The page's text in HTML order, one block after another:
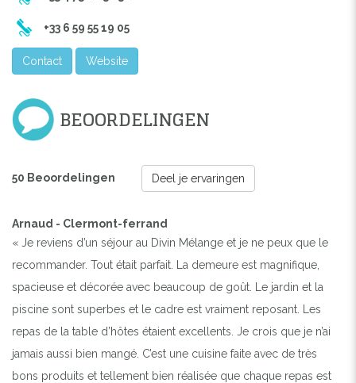
+33 6 59 55 19 05
Contact Website
BEOORDELINGEN
50 Beoordelingen Deel je ervaringen
Arnaud - Clermont-ferrand
« Je reviens d’un séjour au Divin Mélange et je ne peux que le
recommander. Tout était parfait. La demeure est magnifique,
spacieuse et décorée avec beaucoup de goût. Le jardin et la
piscine sont superbes et le cadre est vraiment reposant. Les
repas de la table d’hôtes étaient excellents. Je crois que je n’ai
jamais aussi bien mangé. C’est une cuisine faite avec de très
bons produits et tellement bien réalisée que chaque repas est